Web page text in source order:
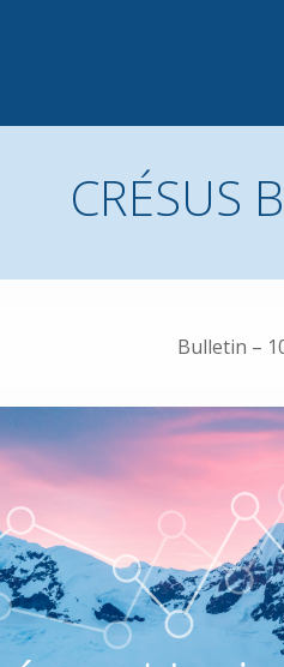
CRÉSUS
Bulletin –